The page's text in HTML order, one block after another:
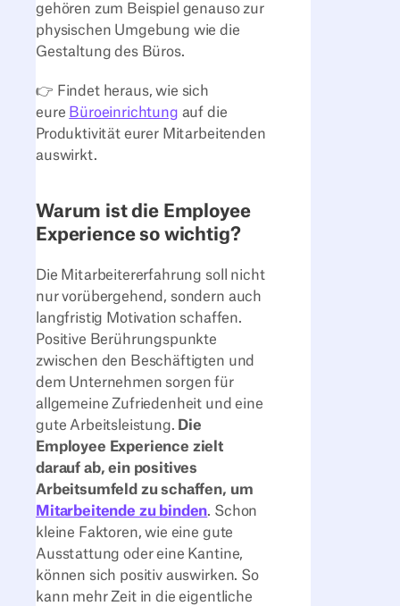
gehören zum Beispiel genauso zur
physischen Umgebung wie die
Gestaltung des Büros.
👉 Findet heraus, wie sich
eure Büroeinrichtung auf die
Produktivität eurer Mitarbeitenden
auswirkt.
Warum ist die Employee
Experience so wichtig?
Die Mitarbeitererfahrung soll nicht
nur vorübergehend, sondern auch
langfristig Motivation schaffen.
Positive Berührungspunkte
zwischen den Beschäftigten und
dem Unternehmen sorgen für
allgemeine Zufriedenheit und eine
gute Arbeitsleistung. Die
Employee Experience zielt
darauf ab, ein positives
Arbeitsumfeld zu schaffen, um
Mitarbeitende zu binden. Schon
kleine Faktoren, wie eine gute
Ausstattung oder eine Kantine,
können sich positiv auswirken. So
kann mehr Zeit in die eigentliche